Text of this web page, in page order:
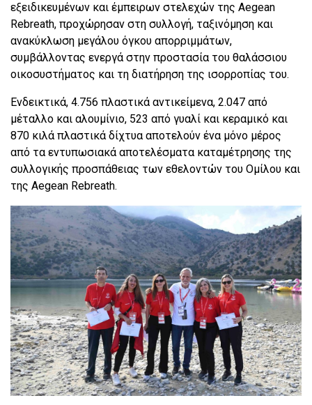
εξειδικευμένων και έμπειρων στελεχών της Aegean
Rebreath, προχώρησαν στη συλλογή, ταξινόμηση και
ανακύκλωση μεγάλου όγκου απορριμμάτων,
συμβάλλοντας ενεργά στην προστασία του θαλάσσιου
οικοσυστήματος και τη διατήρηση της ισορροπίας του.
Ενδεικτικά, 4.756 πλαστικά αντικείμενα, 2.047 από
μέταλλο και αλουμίνιο, 523 από γυαλί και κεραμικό και
870 κιλά πλαστικά δίχτυα αποτελούν ένα μόνο μέρος
από τα εντυπωσιακά αποτελέσματα καταμέτρησης της
συλλογικής προσπάθειας των εθελοντών του Ομίλου και
της Aegean Rebreath.